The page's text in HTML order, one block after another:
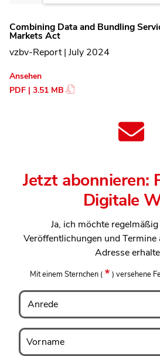
Combining Data and Bundling
Markets Act
vzbv-Report | July 2024
Ansehen
PDF | 3.51 MB
Jetzt abonnieren:
Digitale
Ja, ich möchte
Veröffentlichungen und Termine
Adresse
Mit einem Sternchen ( ) versehene
Anrede
Vorname
Vorname